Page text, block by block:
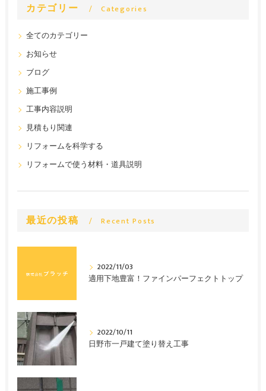
カテゴリー Categories
全てのカテゴリー
お知らせ
ブログ
施工事例
工事内容説明
見積もり関連
リフォームを科学する
リフォームで使う材料・道具説明
最近の投稿 Recent Posts
2022/11/03
適用下地豊富！ファインパーフェクトトップ
2022/10/11
日野市一戸建て塗り替え工事